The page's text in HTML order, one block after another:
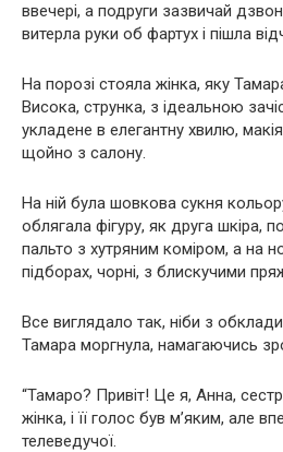
ввечері, а подруги зазвичай
витерла руки об фартух і пішла
На порозі стояла жінка, яку
Висока, струнка, з ідеальною
укладене в елегантну хвилю,
щойно з салону.
На ній була шовкова сукня
облягала фігуру, як друга шкіра,
пальто з хутряним коміром, а на
підборах, чорні, з блискучими
Все виглядало так, ніби з
Тамара моргнула, намагаючись
“Тамаро? Привіт! Це я, Анна,
жінка, і її голос був м’яким, але
телеведучої.